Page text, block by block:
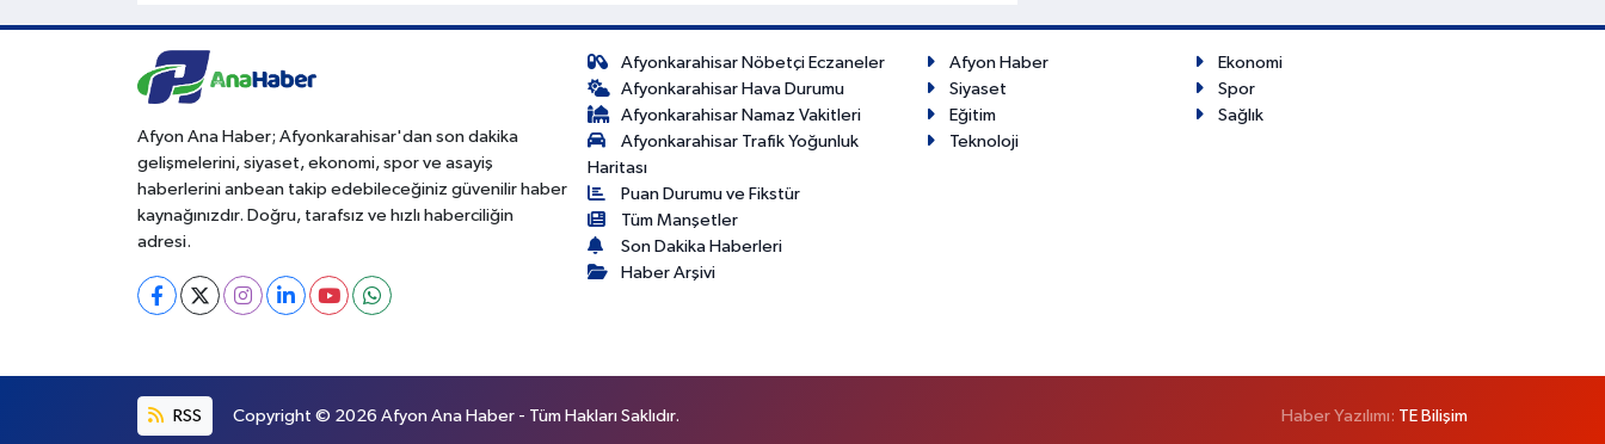
Afyon Ana Haber; Afyonkarahisar'dan son dakika
gelişmelerini, siyaset, ekonomi, spor ve asayiş
haberlerini anbean takip edebileceğiniz güvenilir haber
kaynağınızdır. Doğru, tarafsız ve hızlı haberciliğin
adresi.
Afyonkarahisar Nöbetçi Eczaneler
Afyonkarahisar Hava Durumu
Afyonkarahisar Namaz Vakitleri
Afyonkarahisar Trafik Yoğunluk
Haritası
Puan Durumu ve Fikstür
Tüm Manşetler
Son Dakika Haberleri
Haber Arşivi
Afyon Haber
Ekonomi
Siyaset
Spor
Eğitim
Sağlık
Teknoloji
RSS Copyright © 2026 Afyon Ana Haber - Tüm Hakları Saklıdır. Haber Yazılımı: TE Bilişim